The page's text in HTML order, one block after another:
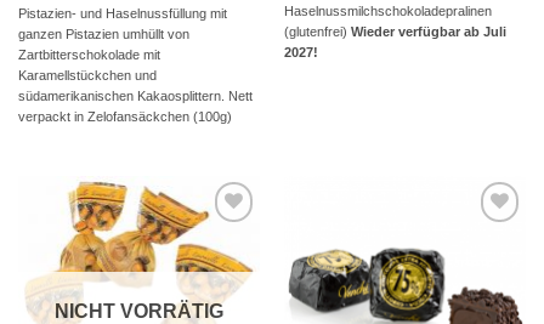
Pistazien- und Haselnussfüllung mit
ganzen Pistazien umhüllt von
Zartbitterschokolade mit
Karamellstückchen und
südamerikanischen Kakaosplittern. Nett
verpackt in Zelofansäckchen (100g)
Haselnussmilchschokoladepralinen
(glutenfrei) Wieder verfügbar ab Juli
2027!
Auf die
Wunschliste
NICHT VORRÄTIG
Wunschliste